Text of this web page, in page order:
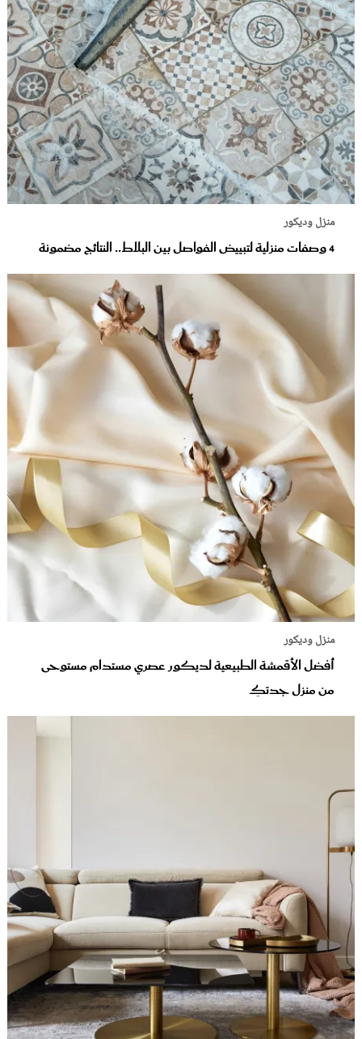
منزل وديكور
4 وصفات منزلية لتبييض الفواصل بين البلاط.. النتائج مضمونة
منزل وديكور
أفضل الأقمشة الطبيعية لديكور عصري مستدام مستوحى
من منزل جدتكِ